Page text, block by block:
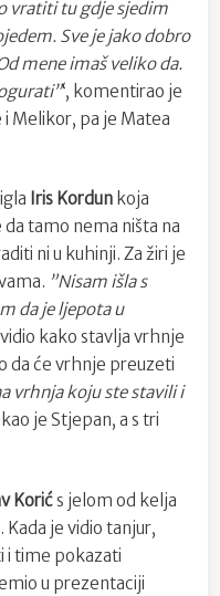
vratiti tu gdje sjedim
Sve je jako dobro
mene imaš veliko da.
‘, komentirao je
Melikor, pa je Matea
Iris Kordun koja
da tamo nema ništa na
ni u kuhinji. Za žiri je
”Nisam išla s
da je ljepota u
kako stavlja vrhnje
da će vrhnje preuzeti
vrhnja koju ste stavili i
je Stjepan, a s tri
Korićs jelom od kelja
je vidio tanjur,
i time pokazati
u prezentaciji